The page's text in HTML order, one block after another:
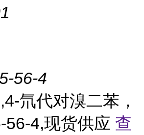
56-4
氘代对溴二苯，
56-4,现货供应 查